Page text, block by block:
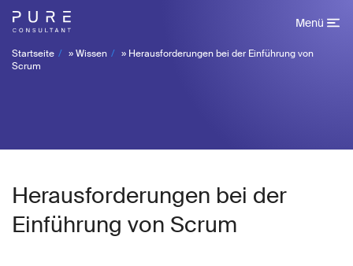
Menü
Startseite »Wissen » Herausforderungen bei der Einführung von
Scrum
Herausforderungen bei der
Einführung von Scrum